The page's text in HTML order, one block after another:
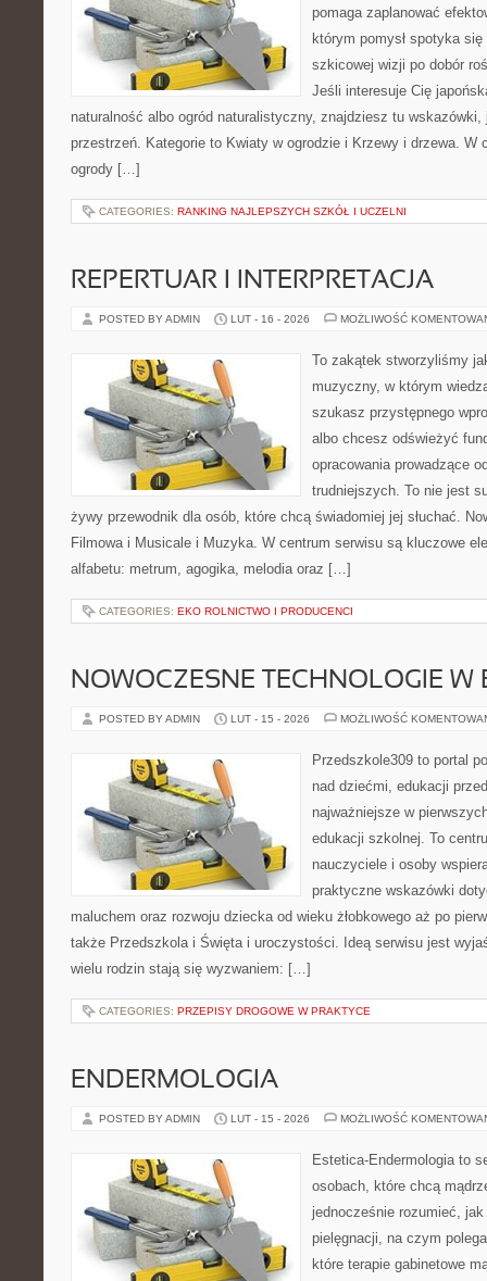
pomaga zaplanować
którym pomysł spotyka
szkicowej wizji po dobór
Jeśli interesuje Cię
naturalność albo ogród naturalistyczny, znajdziesz tu wskazówki,
przestrzeń. Kategorie to Kwiaty w ogrodzie i Krzewy i drzewa. W
ogrody […]
CATEGORIES: RANKING NAJLEPSZYCH SZKÓŁ I UCZELNI
REPERTUAR I INTERPRETACJA
POSTED BY ADMIN LUT - 16 - 2026 MOŻLIWOŚĆ
To zakątek stworzyliśmy
muzyczny, w którym
szukasz przystępnego
albo chcesz odświeżyć
opracowania prowadzące
trudniejszych. To nie jest
żywy przewodnik dla osób, które chcą świadomiej jej słuchać.
Filmowa i Musicale i Muzyka. W centrum serwisu są kluczowe
alfabetu: metrum, agogika, melodia oraz […]
CATEGORIES: EKO ROLNICTWO I PRODUCENCI
NOWOCZESNE TECHNOLOGIE W
POSTED BY ADMIN LUT - 15 - 2026 MOŻLIWOŚĆ
Przedszkole309 to portal
nad dziećmi, edukacji
najważniejsze w
edukacji szkolnej. To
nauczyciele i osoby
praktyczne wskazówki
maluchem oraz rozwoju dziecka od wieku żłobkowego aż po
także Przedszkola i Święta i uroczystości. Ideą serwisu jest
wielu rodzin stają się wyzwaniem: […]
CATEGORIES: PRZEPISY DROGOWE W PRAKTYCE
ENDERMOLOGIA
POSTED BY ADMIN LUT - 15 - 2026 MOŻLIWOŚĆ
Estetica-Endermologia to
osobach, które chcą
jednocześnie rozumieć, jak
pielęgnacji, na czym
które terapie gabinetowe